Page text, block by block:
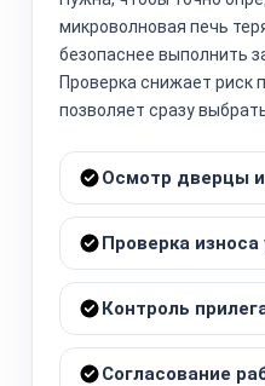
микроволновая печь
безопаснее выполнить
Проверка снижает риск
позволяет сразу
Осмотр дверцы и
Проверка износа
Контроль
Согласование